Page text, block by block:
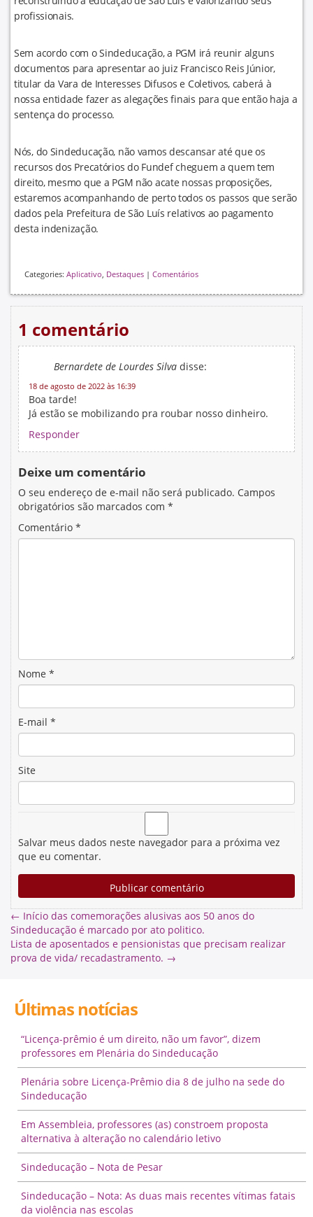
profissionais.
Sem acordo com o Sindeducação, a PGM irá reunir alguns
documentos para apresentar ao juiz Francisco Reis Júnior,
titular da Vara de Interesses Difusos e Coletivos, caberá à
nossa entidade fazer as alegações finais para que então haja a
sentença do processo.
Nós, do Sindeducação, não vamos descansar até que os
recursos dos Precatórios do Fundef cheguem a quem tem
direito, mesmo que a PGM não acate nossas proposições,
estaremos acompanhando de perto todos os passos que serão
dados pela Prefeitura de São Luís relativos ao pagamento
desta indenização.
Categories: Aplicativo, Destaques | Comentários
1 comentário
Bernardete de Lourdes Silva disse:
18 de agosto de 2022 às 16:39
Boa tarde!
Já estão se mobilizando pra roubar nosso dinheiro.
Responder
Deixe um comentário
O seu endereço de e-mail não será publicado. Campos
obrigatórios são marcados com *
Comentário *
Nome *
E-mail *
Site
Salvar meus dados neste navegador para a próxima vez
que eu comentar.
← Início das comemorações alusivas aos 50 anos do
Sindeducação é marcado por ato politico.
Lista de aposentados e pensionistas que precisam realizar
prova de vida/ recadastramento. →
Últimas notícias
“Licença-prêmio é um direito, não um favor”, dizem
professores em Plenária do Sindeducação
Plenária sobre Licença-Prêmio dia 8 de julho na sede do
Sindeducação
Em Assembleia, professores (as) constroem proposta
alternativa à alteração no calendário letivo
Sindeducação – Nota de Pesar
Sindeducação – Nota: As duas mais recentes vítimas fatais
da violência nas escolas